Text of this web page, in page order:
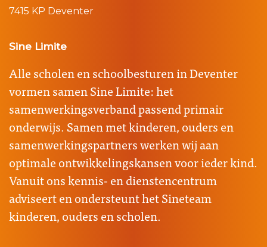
7415 KP Deventer
Sine Limite
Alle scholen en schoolbesturen in Deventer
vormen samen Sine Limite: het
samenwerkingsverband passend primair
onderwijs. Samen met kinderen, ouders en
samenwerkingspartners werken wij aan
optimale ontwikkelingskansen voor ieder kind.
Vanuit ons kennis- en dienstencentrum
adviseert en ondersteunt het Sineteam
kinderen, ouders en scholen.